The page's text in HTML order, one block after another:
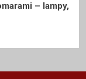
– lampy,